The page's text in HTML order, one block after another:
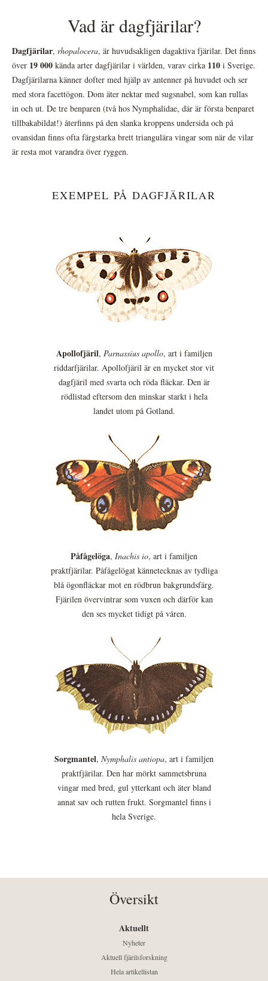
Vad är dagfjärilar?
Dagfjärilar, rhopalocera, är huvudsakligen dagaktiva fjärilar. Det finns
över 19 000 kända arter dagfjärilar i världen, varav cirka 110 i Sverige.
Dagfjärilarna känner dofter med hjälp av antenner på huvudet och ser
med stora facettögon. Dom äter nektar med sugsnabel, som kan rullas
in och ut. De tre benparen (två hos Nymphalidae, där är första benparet
tillbakabildat!) återfinns på den slanka kroppens undersida och på
ovansidan finns ofta färgstarka brett triangulära vingar som när de vilar
är resta mot varandra över ryggen.
EXEMPEL PÅ DAGFJÄRILAR
Apollofjäril, Parnassius apollo, art i familjen
riddarfjärilar. Apollofjäril är en mycket stor vit
dagfjäril med svarta och röda fläckar. Den är
rödlistad eftersom den minskar starkt i hela
landet utom på Gotland.
Påfågelöga, Inachis io, art i familjen
praktfjärilar. Påfågelögat kännetecknas av tydliga
blå ögonfläckar mot en rödbrun bakgrundsfärg.
Fjärilen övervintrar som vuxen och därför kan
den ses mycket tidigt på våren.
Sorgmantel, Nymphalis antiopa, art i familjen
praktfjärilar. Den har mörkt sammetsbruna
vingar med bred, gul ytterkant och äter bland
annat sav och rutten frukt. Sorgmantel finns i
hela Sverige.
Översikt
Aktuellt
Nyheter
Aktuell fjärilsforskning
Hela artikellistan